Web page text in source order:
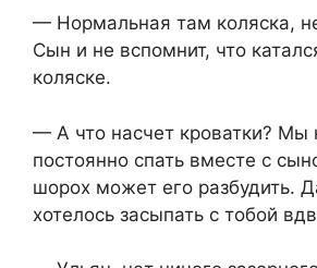
— Нормальная там коляска,
Сын и не вспомнит, что
коляске.
— А что насчет кроватки?
постоянно спать вместе с
шорох может его разбудить.
хотелось засыпать с тобой